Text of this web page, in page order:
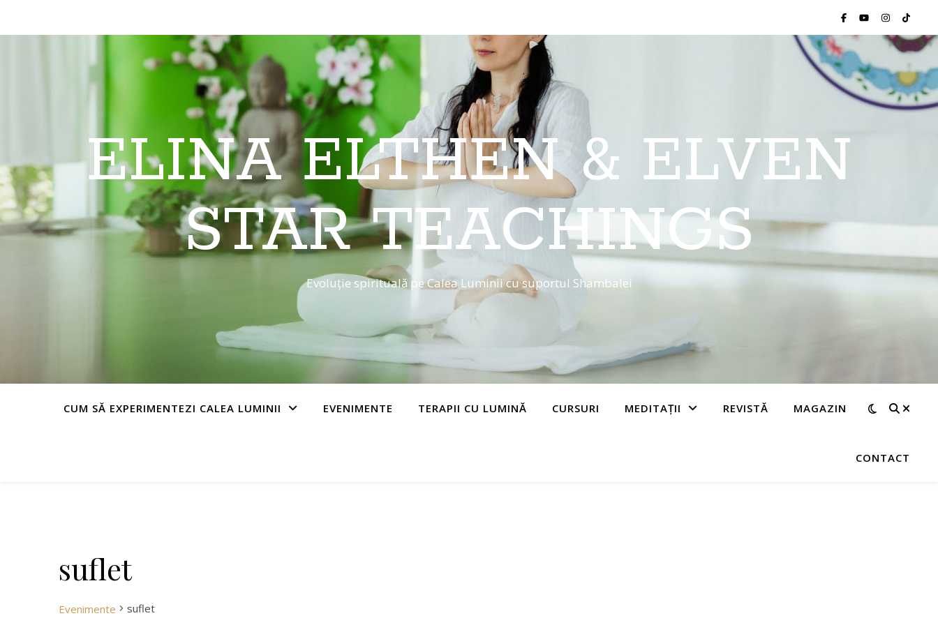
ELINA ELTHEN & ELVEN
STAR TEACHINGS
Evoluție spirituală pe Calea Luminii cu suportul Shambalei
CUM SĂ EXPERIMENTEZI CALEA LUMINII EVENIMENTE TERAPII CU LUMINĂ CURSURI MEDITAȚII REVISTĂ MAGAZIN
CONTACT
suflet
Evenimente suflet